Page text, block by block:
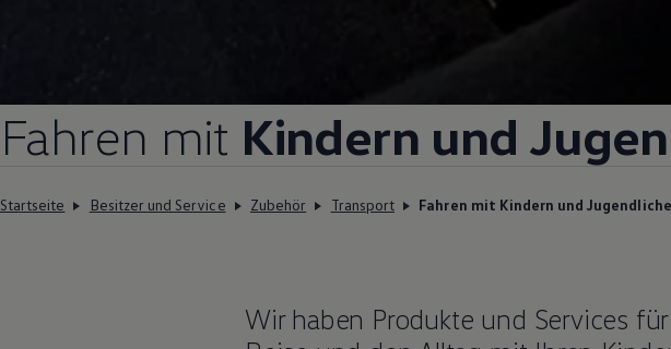
Fahren mit Kindern und
Startseite Besitzer und Service Zubehör Transport Fahren mit Kindern und
Wir haben Produkte und Services